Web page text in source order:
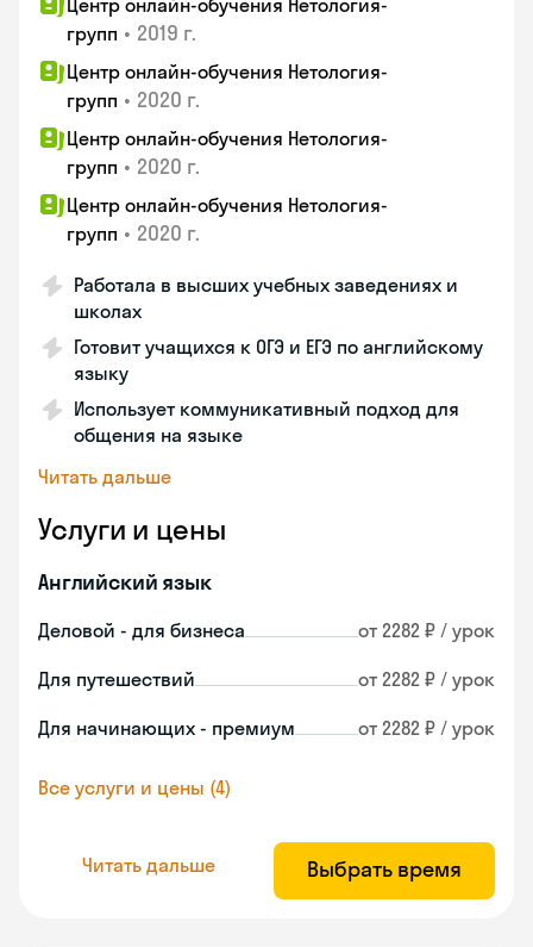
Центр онлайн-обучения Нетология-
групп • 2019 г.
Центр онлайн-обучения Нетология-
групп • 2020 г.
Центр онлайн-обучения Нетология-
групп • 2020 г.
Центр онлайн-обучения Нетология-
групп • 2020 г.
Работала в высших учебных заведениях и
школах
Готовит учащихся к ОГЭ и ЕГЭ по английскому
языку
Использует коммуникативный подход для
общения на языке
Читать дальше
Услуги и цены
Английский язык
Деловой - для бизнеса от 2282 ₽ / урок
Для путешествий от 2282 ₽ / урок
Для начинающих - премиум от 2282 ₽ / урок
Все услуги и цены (4)
Читать дальше Выбрать время